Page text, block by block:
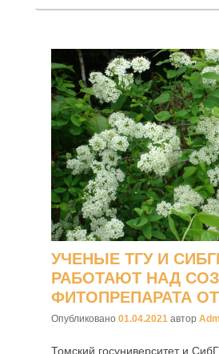
УЧЕНЫЕ ТГУ И
РАБОТАЮТ НАД
ФИТОПРЕПАРАТА
Опубликовано 01.04.2021 автор
Томский госуниверситет и